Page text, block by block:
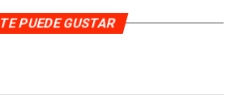
TE PUEDE GUSTAR